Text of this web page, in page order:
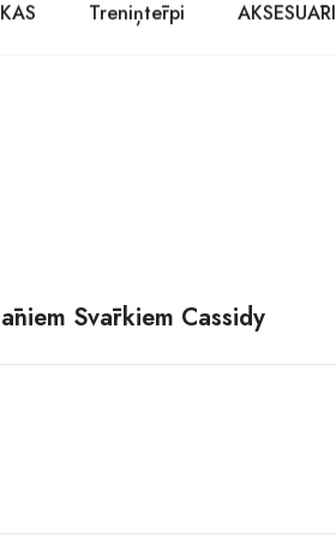
laikā. Treniņtērpi AKSESUĀRI
Svārkiem Cassidy